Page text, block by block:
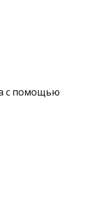
с помощью